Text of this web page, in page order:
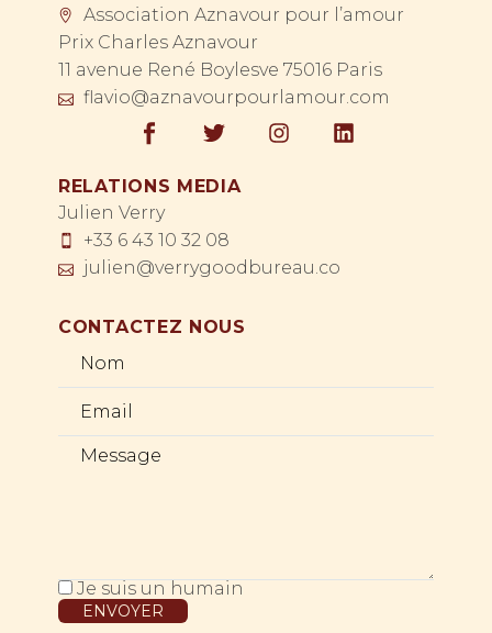
Association Aznavour pour l’amour
Prix Charles Aznavour
11 avenue René Boylesve 75016 Paris
flavio@aznavourpourlamour.com
RELATIONS MEDIA
Julien Verry
+33 6 43 10 32 08
julien@verrygoodbureau.co
CONTACTEZ NOUS
Je suis un humain